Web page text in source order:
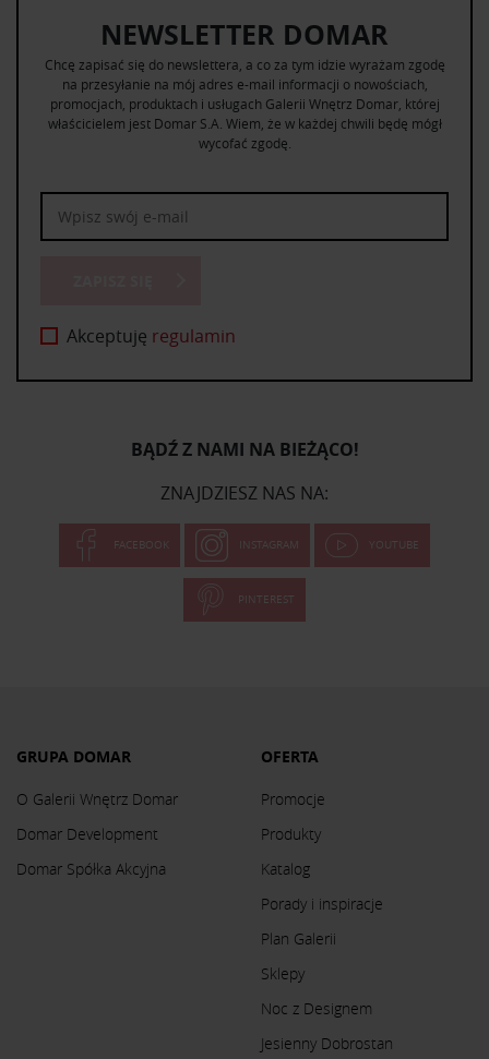
NEWSLETTER DOMAR
Chcę zapisać się do newslettera, a co za tym idzie wyrażam zgodę
na przesyłanie na mój adres e-mail informacji o nowościach,
promocjach, produktach i usługach Galerii Wnętrz Domar, której
właścicielem jest Domar S.A. Wiem, że w każdej chwili będę mógł
wycofać zgodę.
Akceptuję regulamin
BĄDŹ Z NAMI NA BIEŻĄCO!
ZNAJDZIESZ NAS NA:
FACEBOOK INSTAGRAM YOUTUBE
PINTEREST
GRUPA DOMAR
O Galerii Wnętrz Domar
Domar Development
Domar Spółka Akcyjna
OFERTA
Promocje
Produkty
Katalog
Porady i inspiracje
Plan Galerii
Sklepy
Noc z Designem
Jesienny Dobrostan